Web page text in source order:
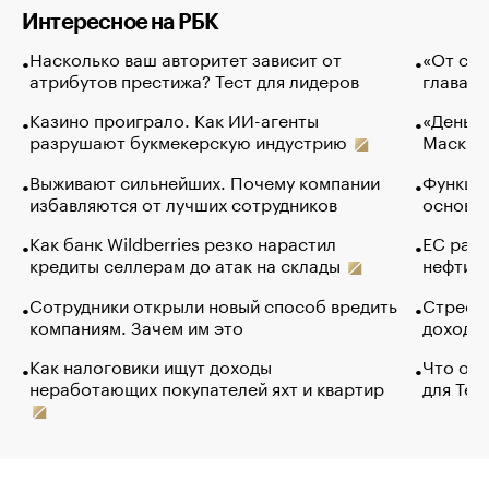
Интересное на РБК
Насколько ваш авторитет зависит от
атрибутов престижа? Тест для лидеров
Казино проиграло. Как ИИ-агенты
разрушают букмекерскую индустрию
Выживают сильнейших. Почему компании
избавляются от лучших сотрудников
Как банк Wildberries резко нарастил
кредиты селлерам до атак на склады
Сотрудники открыли новый способ вредить
компаниям. Зачем им это
Как налоговики ищут доходы
неработающих покупателей яхт и квартир
«От
глава
Маск в
основ
ЕС
нефти
Что
для